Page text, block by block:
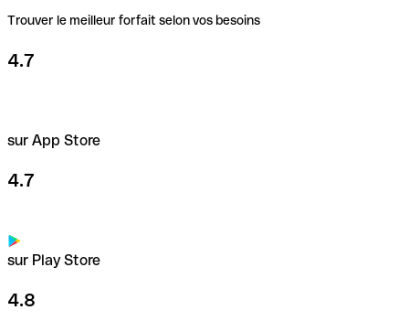
Trouver le meilleur forfait selon vos besoins
4.7
sur App Store
4.7
sur Play Store
4.8